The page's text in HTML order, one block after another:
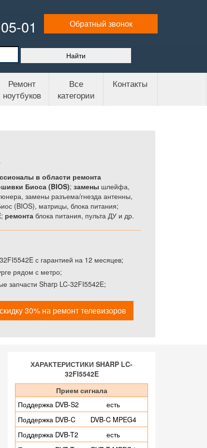
01 Обратный звонок
Ремонт
ноутбуков
Все
категории
Контакты
в области ремонта
Биоса (BIOS); замены шлейфа,
замены разъема/гнезда антенны,
(BIOS), матрицы, блока питания;
; ремонта блока питания, пульта ДУ и др.
с гарантией на 12 месяцев;
рядом с метро;
запчасти Sharp LC-32FI5542E;
30% на ремонт телевизоров
ХАРАКТЕРИСТИКИ SHARP LC-
32FI5542E
Прием сигнала
Поддержка DVB-S2
есть
Поддержка DVB-C
DVB-C MPEG4
Поддержка DVB-T2
есть